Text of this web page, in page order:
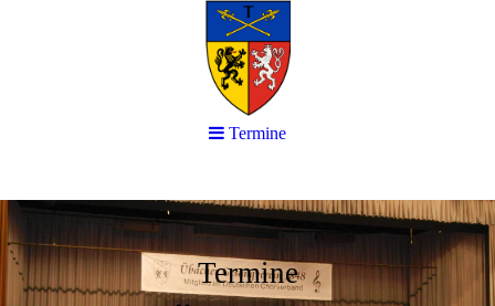
Termine
Termine